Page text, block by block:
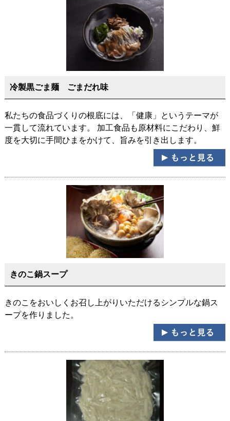
冷製黒ごま麺 ごまだれ味
私たちの食品づくりの根底には、「健康」というテーマが
一貫して流れています。 加工食品も原材料にこだわり、鮮
度を大切に手間ひまをかけて、旨みを引き出します。
きのこ鍋スープ
きのこをおいしくお召し上がりいただけるシンプルな鍋ス
ープを作りました。